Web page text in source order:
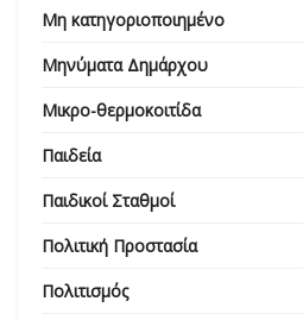
Μη κατηγοριοποιημένο
Μηνύματα Δημάρχου
Μικρο-θερμοκοιτίδα
Παιδεία
Παιδικοί Σταθμοί
Πολιτική Προστασία
Πολιτισμός